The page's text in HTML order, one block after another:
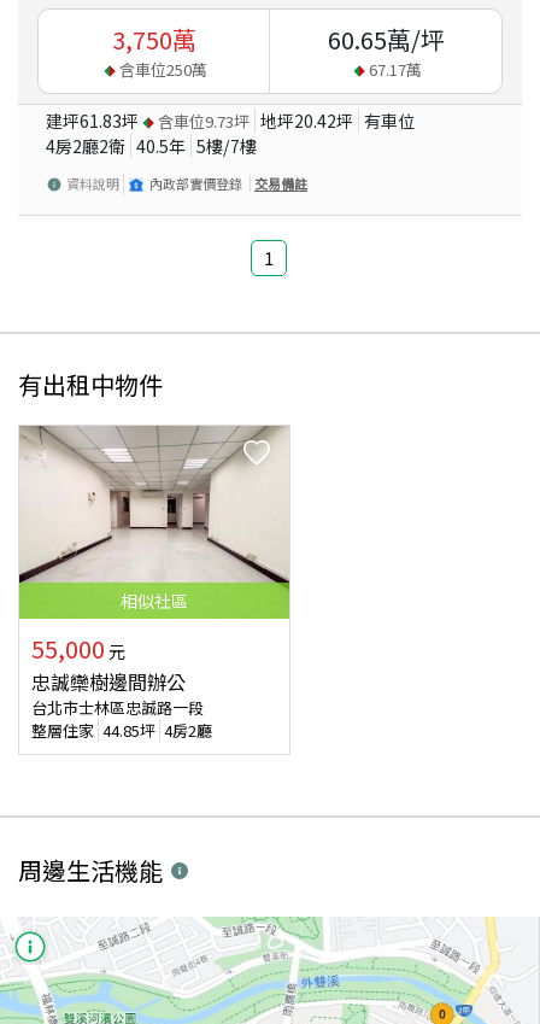
3,750萬
含車位250萬
60.65萬/坪
67.17萬
建坪61.83坪 含車位9.73坪 地坪20.42坪 有車位
4房2廳2衛 40.5年 5樓/7樓
資料說明 內政部實價登錄 交易備註
1
有出租中物件
相似社區
55,000 元
忠誠欒樹邊間辦公
台北市士林區忠誠路一段
整層住家 44.85坪 4房2廳
周邊生活機能